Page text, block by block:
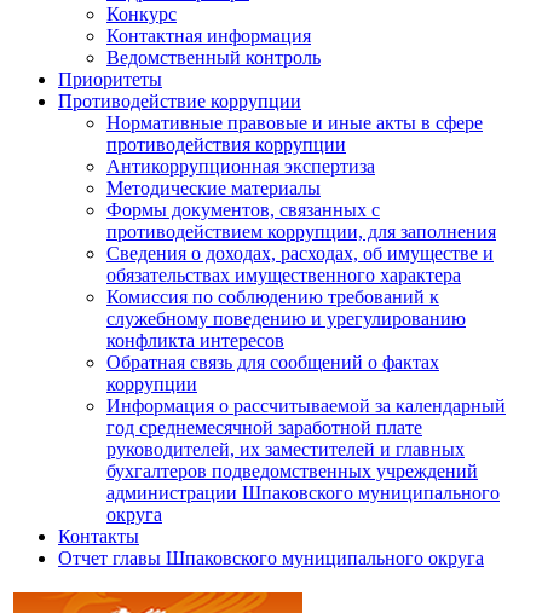
Конкурс
Контактная информация
Ведомственный контроль
Приоритеты
Противодействие коррупции
Нормативные правовые и иные акты в сфере
противодействия коррупции
Антикоррупционная экспертиза
Методические материалы
Формы документов, связанных с
противодействием коррупции, для заполнения
Сведения о доходах, расходах, об имуществе и
обязательствах имущественного характера
Комиссия по соблюдению требований к
служебному поведению и урегулированию
конфликта интересов
Обратная связь для сообщений о фактах
коррупции
Информация о рассчитываемой за календарный
год среднемесячной заработной плате
руководителей, их заместителей и главных
бухгалтеров подведомственных учреждений
администрации Шпаковского муниципального
округа
Контакты
Отчет главы Шпаковского муниципального округа